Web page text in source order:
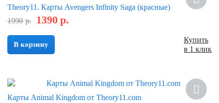
Theory11. Карты Avengers Infinity Saga (красные)
1990 р. 1390 р.
В корзину
Купить
в 1 клик
Карты Animal Kingdom от Theory11.com